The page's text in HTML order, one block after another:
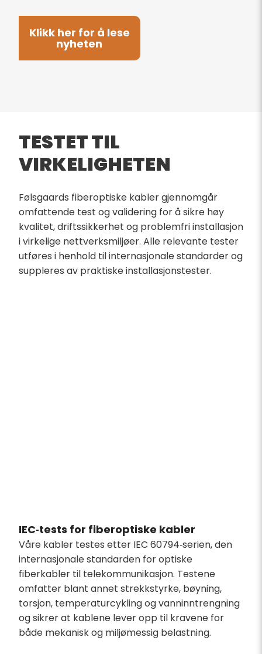
Klikk her for å lese
nyheten
TESTET TIL
VIRKELIGHETEN
Følsgaards fiberoptiske kabler gjennomgår
omfattende test og validering for å sikre høy
kvalitet, driftssikkerhet og problemfri installasjon
i virkelige nettverksmiljøer. Alle relevante tester
utføres i henhold til internasjonale standarder og
suppleres av praktiske installasjonstester.
IEC‑tests for fiberoptiske kabler
Våre kabler testes etter IEC 60794‑serien, den
internasjonale standarden for optiske
fiberkabler til telekommunikasjon. Testene
omfatter blant annet strekkstyrke, bøyning,
torsjon, temperaturcykling og vanninntrengning
og sikrer at kablene lever opp til kravene for
både mekanisk og miljømessig belastning.